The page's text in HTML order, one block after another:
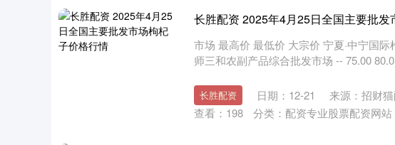
长胜配资 2025年4月25日全国主要批
市场 最高价 最低价 大宗价 宁夏·中宁国
师三和农副产品综合批发市场 -- 75.00
长胜配资 日期：12-21
来源：招财
查看： 198 分类： 配资专业股票配资网站